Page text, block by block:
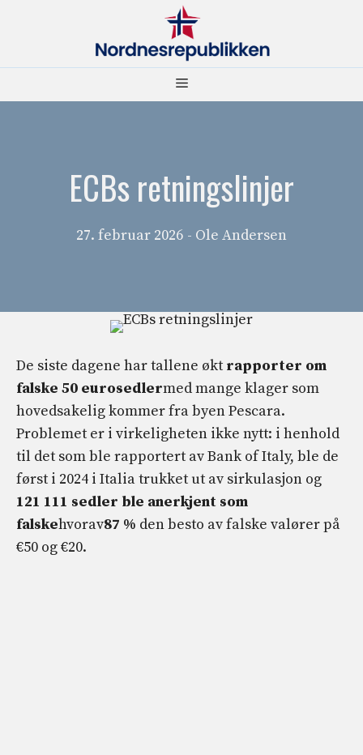
Meny
ECBs retningslinjer
27. februar 2026 - Ole Andersen
De siste dagene har tallene økt rapporter om
falske 50 eurosedlermed mange klager som
hovedsakelig kommer fra byen Pescara.
Problemet er i virkeligheten ikke nytt: i henhold
til det som ble rapportert av Bank of Italy, ble de
først i 2024 i Italia trukket ut av sirkulasjon og
121 111 sedler ble anerkjent som
falskehvorav87 % den besto av falske valører på
€50 og €20.